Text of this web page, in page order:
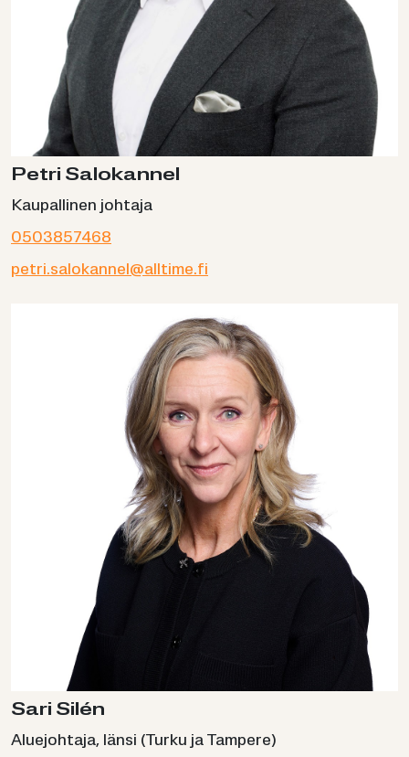
Petri Salokannel
Kaupallinen johtaja
0503857468
petri.salokannel@alltime.fi
Sari Silén
Aluejohtaja, länsi (Turku ja Tampere)